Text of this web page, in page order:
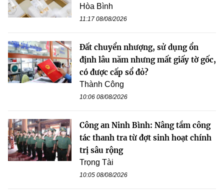
Hòa Bình
11:17 08/08/2026
Đất chuyển nhượng, sử dụng ổn
định lâu năm nhưng mất giấy tờ gốc,
có được cấp sổ đỏ?
Thành Công
10:06 08/08/2026
Công an Ninh Bình: Nâng tầm công
tác thanh tra từ đợt sinh hoạt chính
trị sâu rộng
Trọng Tài
10:05 08/08/2026